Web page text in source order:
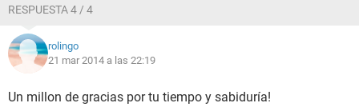
RESPUESTA 4 / 4
rolingo
21 mar 2014 a las 22:19
Un millon de gracias por tu tiempo y sabiduría!